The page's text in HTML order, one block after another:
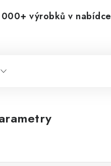
000+ výrobků v nabídce